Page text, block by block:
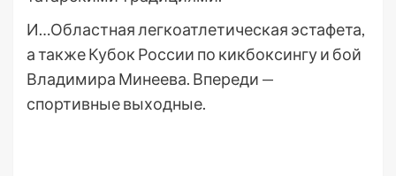
И…Областная легкоатлетическая эстафета,
а также Кубок России по кикбоксингу и бой
Владимира Минеева. Впереди —
спортивные выходные.